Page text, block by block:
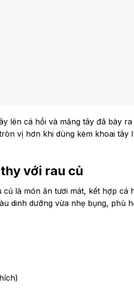
lên cá hồi và măng tây đã bày
vị hơn khi dùng kèm khoai
với rau củ
củ là món ăn tươi mát, kết hợp
dinh dưỡng vừa nhẹ bụng, phù